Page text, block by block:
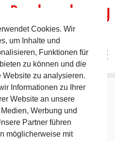
um Pommelsbrunn
mit Einkehr
Cookies. Wir
um Inhalte und
Funktionen für
zu können und die
Website zu analysieren.
Informationen zu Ihrer
Website an unsere
Werbung und
Partner führen
möglicherweise mit